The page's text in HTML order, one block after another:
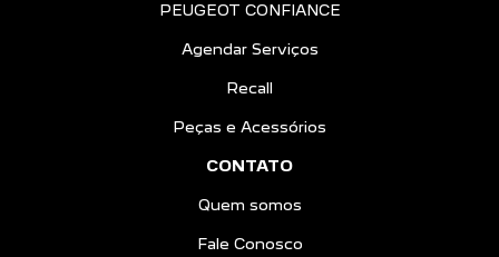
PEUGEOT CONFIANCE
Agendar Serviços
Recall
Peças e Acessórios
CONTATO
Quem somos
Fale Conosco